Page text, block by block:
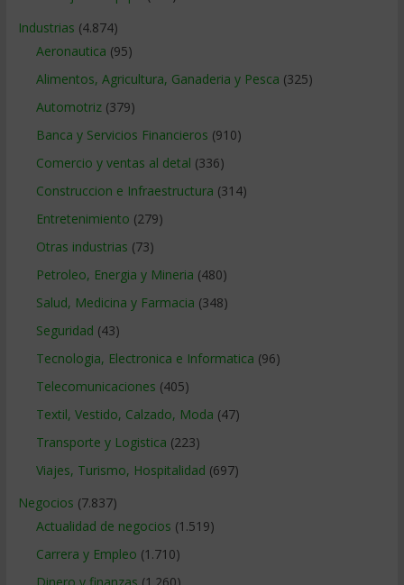
Industrias (4.874)
Aeronautica (95)
Alimentos, Agricultura, Ganaderia y Pesca (325)
Automotriz(379)
Banca y Servicios Financieros (910)
Comercio y ventas al detal (336)
Construccion e Infraestructura (314)
Entretenimiento (279)
Otras industrias (73)
Petroleo, Energia y Mineria (480)
Salud, Medicina y Farmacia (348)
Seguridad (43)
Tecnologia, Electronica e Informatica (96)
Telecomunicaciones (405)
Textil, Vestido, Calzado, Moda (47)
Transporte y Logistica (223)
Viajes, Turismo, Hospitalidad (697)
Negocios (7.837)
Actualidad de negocios (1.519)
Carrera y Empleo (1.710)